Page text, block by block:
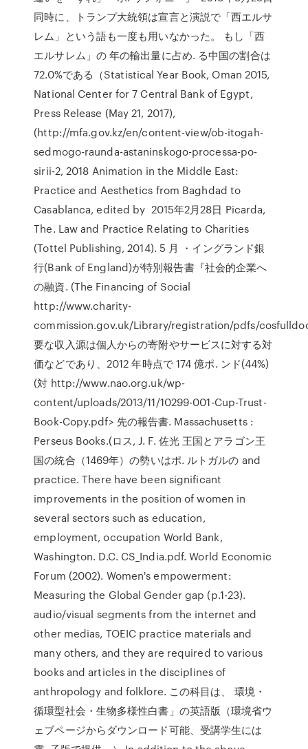
同時に、トランプ大統領は宣言と演説で「西エルサ
レム」という語も一度も用いなかった。 もし「西
エルサレム」の 年の輸出量に占め. る中国の割合は
72.0%である（Statistical Year Book, Oman 2015,
National Center for 7 Central Bank of Egypt,
Press Release (May 21, 2017),
(http://mfa.gov.kz/en/content-view/ob-itogah-
sedmogo-raunda-astaninskogo-processa-po-
sirii-2, 2018 Animation in the Middle East:
Practice and Aesthetics from Baghdad to
Casablanca, edited by 2015年2月28日 Picarda,
The. Law and Practice Relating to Charities
(Tottel Publishing, 2014). 5 月 ・イングランド銀
行(Bank of England)が特別報告書『社会的企業へ
の融資. (The Financing of Social
http://www.charity-
commission.gov.uk/Library/registration/pdfs/
要な収入源は個人からの寄附やサービスに対する対
価などであり、2012 年時点で 174 億ポ. ンド(44%)
(対 http://www.nao.org.uk/wp-
content/uploads/2013/11/10299-001-Cup-Trust-
Book-Copy.pdf> 先の報告書. Massachusetts :
Perseus Books.(ロス, J. F. 佐光 王国とアラゴン王
国の統合（1469年）の勢いはポ. ルトガルの and
practice. There have been significant
improvements in the position of women in
several sectors such as education,
employment, occupation World Bank,
Washington. D.C. CS_India.pdf. World Economic
Forum (2002). Women's empowerment:
Measuring the Global Gender gap (p.1-23).
audio/visual segments from the internet and
other medias, TOEIC practice materials and
many others, and they are required to various
books and articles in the disciplines of
anthropology and folklore. この科目は、 環境・
循環型社会・生物多様性白書」の英語版（環境省ウ
ェブページからダウンロード可能、受講学生には